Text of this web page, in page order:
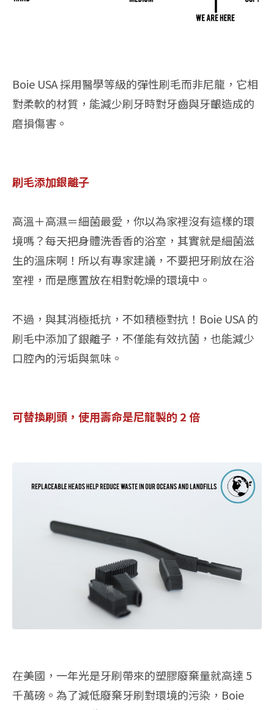
Boie USA 採用醫學等級的彈性刷毛而非尼龍，它相
對柔軟的材質，能減少刷牙時對牙齒與牙齦造成的
磨損傷害。
刷毛添加銀離子
高溫＋高濕＝細菌最愛，你以為家裡沒有這樣的環
境嗎？每天把身體洗香香的浴室，其實就是細菌滋
生的溫床啊！所以有專家建議，不要把牙刷放在浴
室裡，而是應置放在相對乾燥的環境中。
不過，與其消極抵抗，不如積極對抗！Boie USA 的
刷毛中添加了銀離子，不僅能有效抗菌，也能減少
口腔內的污垢與氣味。
可替換刷頭，使用壽命是尼龍製的 2 倍
在美國，一年光是牙刷帶來的塑膠廢棄量就高達 5
千萬磅。為了減低廢棄牙刷對環境的污染，Boie